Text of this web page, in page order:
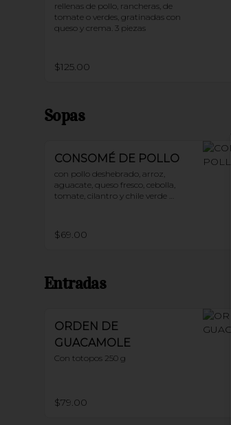
rellenas de pollo, rancheras, de
tomate o verdes, gratinadas con
queso y crema. 3 piezas
$125.00
Sopas
CONSOMÉ DE POLLO
con pollo deshebrado, arroz,
aguacate, queso fresco, cebolla,
tomate, cilantro y chile verde
$69.00
Entradas
ORDEN DE
GUACAMOLE
Con totopos 250 g
$79.00